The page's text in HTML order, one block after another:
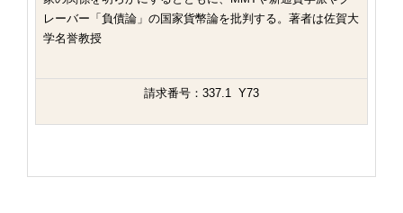
レーバー「負債論」の国家貨幣論を批判する。著者は佐賀大
学名誉教授
請求番号：337.1 Y73